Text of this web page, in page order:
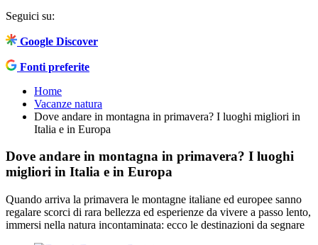
Seguici su:
Google Discover
Fonti preferite
Home
Vacanze natura
Dove andare in montagna in primavera? I luoghi migliori in
Italia e in Europa
Dove andare in montagna in primavera? I luoghi
migliori in Italia e in Europa
Quando arriva la primavera le montagne italiane ed europee sanno
regalare scorci di rara bellezza ed esperienze da vivere a passo lento,
immersi nella natura incontaminata: ecco le destinazioni da segnare